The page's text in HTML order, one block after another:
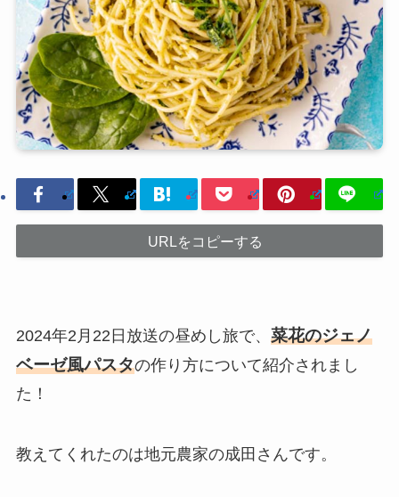
URLをコピーする
2024年2月22日放送の昼めし旅で、 菜花のジェノ
ベーゼ風パスタの作り方について紹介されまし
た！
教えてくれたのは地元農家の成田さんです。